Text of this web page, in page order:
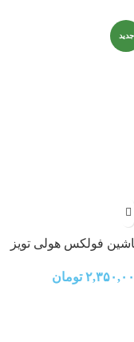
جدید
فولکس هولی تویز
تومان